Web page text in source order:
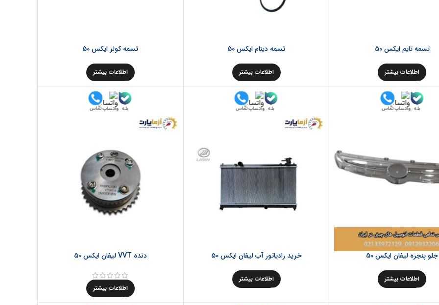
تسمه تایم ایکس 50
اطلاعات بیشتر
تسمه دینام ایکس 50
اطلاعات بیشتر
تسمه کولر ایکس 50
اطلاعات بیشتر
بله واتساپتماس
جلو پنجره لیفان ایکس 50
اطلاعات بیشتر
بله واتساپتماس
خرید رادیاتور آب لیفان ایکس 50
اطلاعات بیشتر
بله واتساپتماس
دنده VVT لیفان ایکس 50
اطلاعات بیشتر